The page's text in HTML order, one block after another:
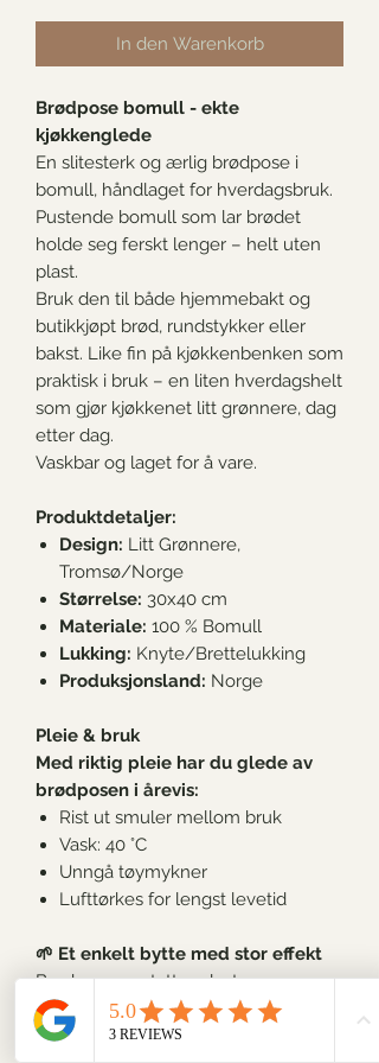
In den Warenkorb
Brødpose bomull - ekte
kjøkkenglede
En slitesterk og ærlig brødpose i
bomull, håndlaget for hverdagsbruk.
Pustende bomull som lar brødet
holde seg ferskt lenger – helt uten
plast.
Bruk den til både hjemmebakt og
butikkjøpt brød, rundstykker eller
bakst. Like fin på kjøkkenbenken som
praktisk i bruk – en liten hverdagshelt
som gjør kjøkkenet litt grønnere, dag
etter dag.
Vaskbar og laget for å vare.
Produktdetaljer:
Design: Litt Grønnere,
Tromsø/Norge
Størrelse: 30x40 cm
Materiale: 100 % Bomull
Lukking: Knyte/Brettelukking
Produksjonsland: Norge
Pleie & bruk
Med riktig pleie har du glede av
brødposen i årevis:
Rist ut smuler mellom bruk
Vask: 40 °C
Unngå tøymykner
Lufttørkes for lengst levetid
🌱 Et enkelt bytte med stor effekt
Brødposer erstatter plastposer og
plastfolie i hverdagen. Det er en liten
vaneendring som reduserer avfall og